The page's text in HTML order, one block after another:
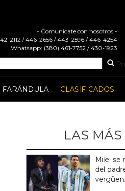
- Comunicate con nosotros -
2112 / 446-2656 / 443-2596 / 446-4254
Whatsapp: (380) 461-7752 / 430-1923
FARÁNDULA CLASIFICADOS
LAS MÁS
Milei se
del